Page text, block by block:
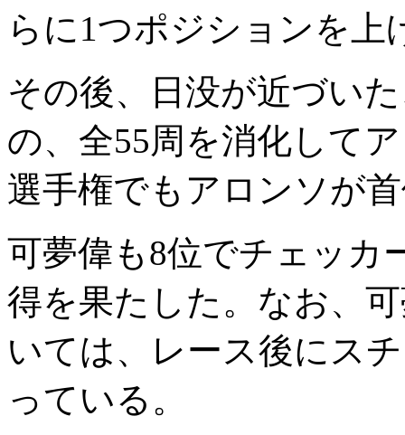
らに1つポジションを上
その後、日没が近づい
の、全55周を消化して
選手権でもアロンソが
可夢偉も8位でチェッカ
得を果たした。なお、
いては、レース後にス
っている。